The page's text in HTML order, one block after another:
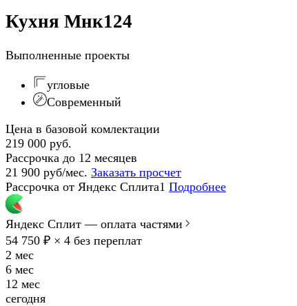
Кухня Мнк124
Выполненные проекты
угловые
Современный
Цена в базовой комлектации
219 000 руб.
Рассрочка до 12 месяцев
21 900 руб/мес. Заказать просчет
Рассрочка от Яндекс Сплита1 Подробнее
Яндекс Сплит — оплата частями
54 750 ₽ × 4 без переплат
2 мес
6 мес
12 мес
сегодня